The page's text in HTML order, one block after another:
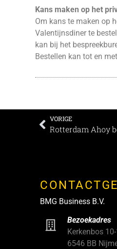
Kans maken op het
Om kans te maken op
Valentijnsdiner te
kan bij het
Bestellen kan tot en
VORIGE
Rotterdam Ahoy
BMG Business B.V.
Bezoekadres
Kerkenbos
6546 BB